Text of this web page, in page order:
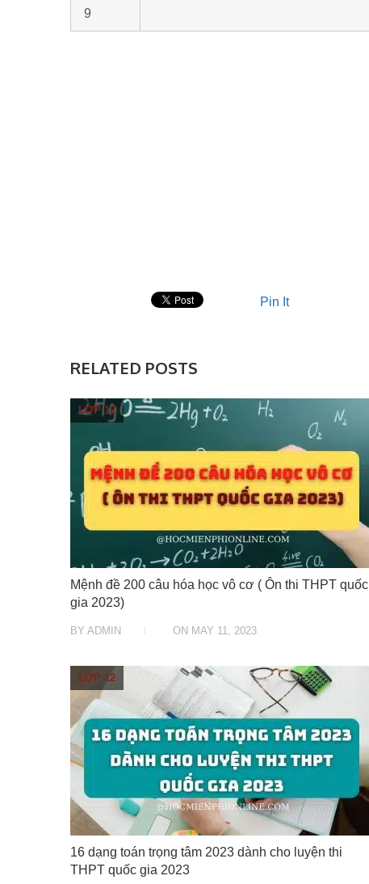
9
Pin It
RELATED POSTS
LỚP 12
Mệnh đề 200 câu hóa học vô cơ ( Ôn thi THPT quốc
gia 2023)
BY ADMIN ON MAY 11, 2023
LỚP 12
16 dạng toán trọng tâm 2023 dành cho luyện thi
THPT quốc gia 2023